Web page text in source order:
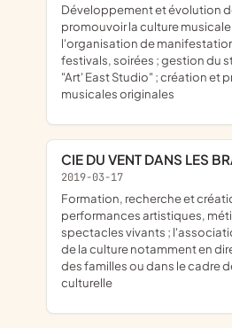
développement et évolution de groupes musicaux ;
promouvoir la culture
l'organisation de
festivals, soirées ; gestion du
"Art' East Studio" ; création et
musicales originales
CIE DU VENT DANS LES
2019-03-17
formation, recherche et création de spectacles,
performances artistiques,
spectacles vivants ;
de la culture notamment en
des familles ou dans le cadre
culturelle